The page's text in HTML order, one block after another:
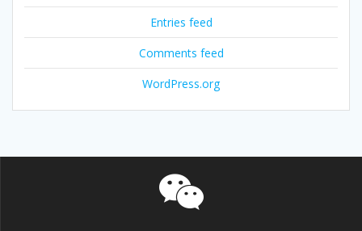
Entries feed
Comments feed
WordPress.org